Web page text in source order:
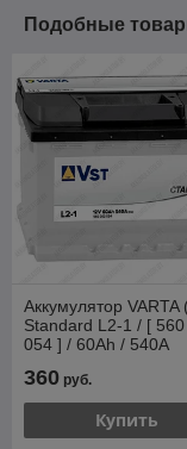
Подобные
Аккумулятор VARTA
Standard L2-1 / [
054 ] / 60Ah / 540А
360 руб.
Купить